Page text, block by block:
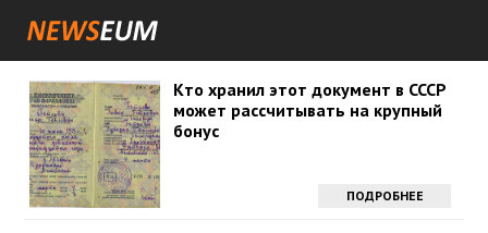
Кто хранил этот документ в СССР
может рассчитывать на крупный
бонус
ПОДРОБНЕЕ